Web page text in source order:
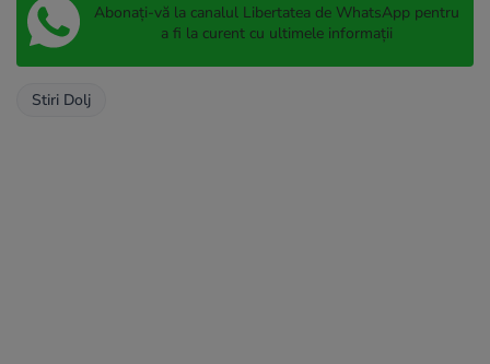
Abonați-vă la canalul Libertatea de WhatsApp pentru
a fi la curent cu ultimele informații
Stiri Dolj